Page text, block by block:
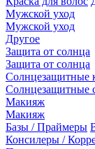
Мужской уход
Мужской уход
Другое
Защита от солнца
Защита от солнца
Солнцезащитные
Солнцезащитные
Макияж
Макияж
Базы / Праймеры
Консилеры /